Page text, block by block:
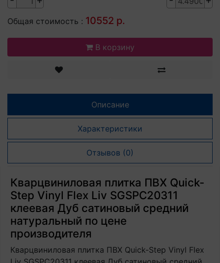
Общая стоимость : 10552 р.
В корзину
Описание
Характеристики
Отзывов (0)
Кварцвиниловая плитка ПВХ Quick-
Step Vinyl Flex Liv SGSPC20311
клеевая Дуб сатиновый средний
натуральный по цене
производителя
Кварцвиниловая плитка ПВХ Quick-Step Vinyl Flex